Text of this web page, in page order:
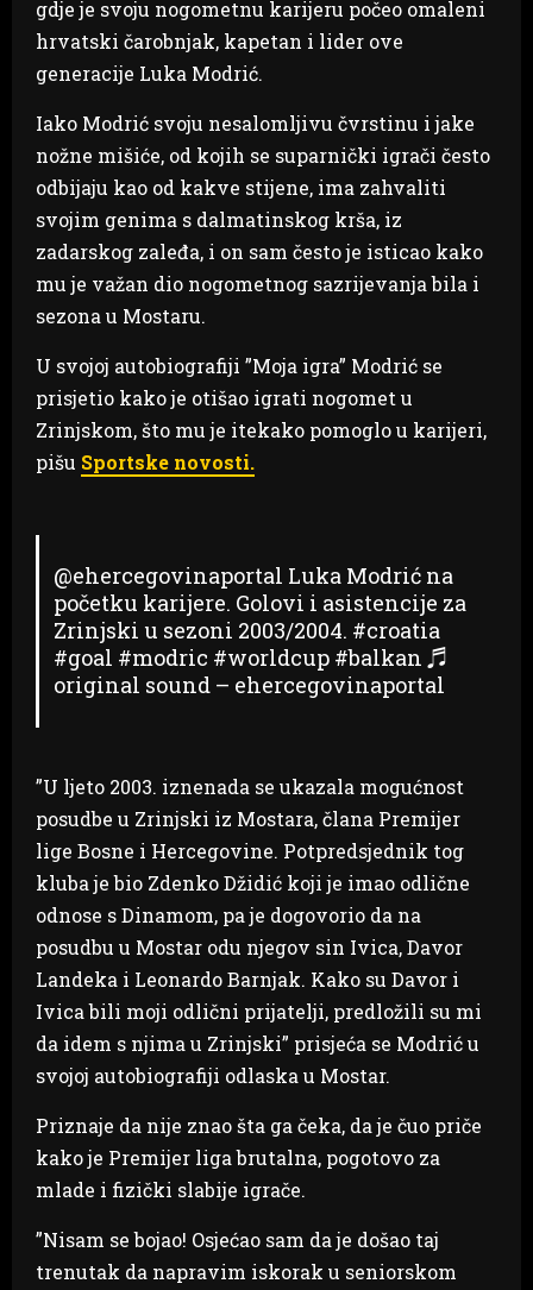
gdje je svoju nogometnu karijeru počeo omaleni
hrvatski čarobnjak, kapetan i lider ove
generacije Luka Modrić.
Iako Modrić svoju nesalomljivu čvrstinu i jake
nožne mišiće, od kojih se suparnički igrači često
odbijaju kao od kakve stijene, ima zahvaliti
svojim genima s dalmatinskog krša, iz
zadarskog zaleđa, i on sam često je isticao kako
mu je važan dio nogometnog sazrijevanja bila i
sezona u Mostaru.
U svojoj autobiografiji ”Moja igra” Modrić se
prisjetio kako je otišao igrati nogomet u
Zrinjskom, što mu je itekako pomoglo u karijeri,
pišu Sportske novosti.
@ehercegovinaportal Luka Modrić na
početku karijere. Golovi i asistencije za
Zrinjski u sezoni 2003/2004. #croatia
#goal #modric #worldcup #balkan ♬
original sound – ehercegovinaportal
”U ljeto 2003. iznenada se ukazala mogućnost
posudbe u Zrinjski iz Mostara, člana Premijer
lige Bosne i Hercegovine. Potpredsjednik tog
kluba je bio Zdenko Džidić koji je imao odlične
odnose s Dinamom, pa je dogovorio da na
posudbu u Mostar odu njegov sin Ivica, Davor
Landeka i Leonardo Barnjak. Kako su Davor i
Ivica bili moji odlični prijatelji, predložili su mi
da idem s njima u Zrinjski” prisjeća se Modrić u
svojoj autobiografiji odlaska u Mostar.
Priznaje da nije znao šta ga čeka, da je čuo priče
kako je Premijer liga brutalna, pogotovo za
mlade i fizički slabije igrače.
”Nisam se bojao! Osjećao sam da je došao taj
trenutak da napravim iskorak u seniorskom